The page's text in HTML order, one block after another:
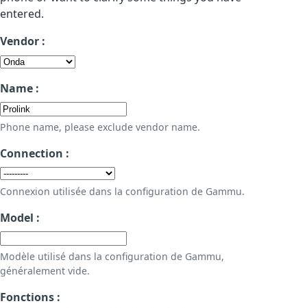
entered.
Vendor :
Name :
Phone name, please exclude vendor name.
Connection :
Connexion utilisée dans la configuration de Gammu.
Model :
Modèle utilisé dans la configuration de Gammu,
généralement vide.
Fonctions :